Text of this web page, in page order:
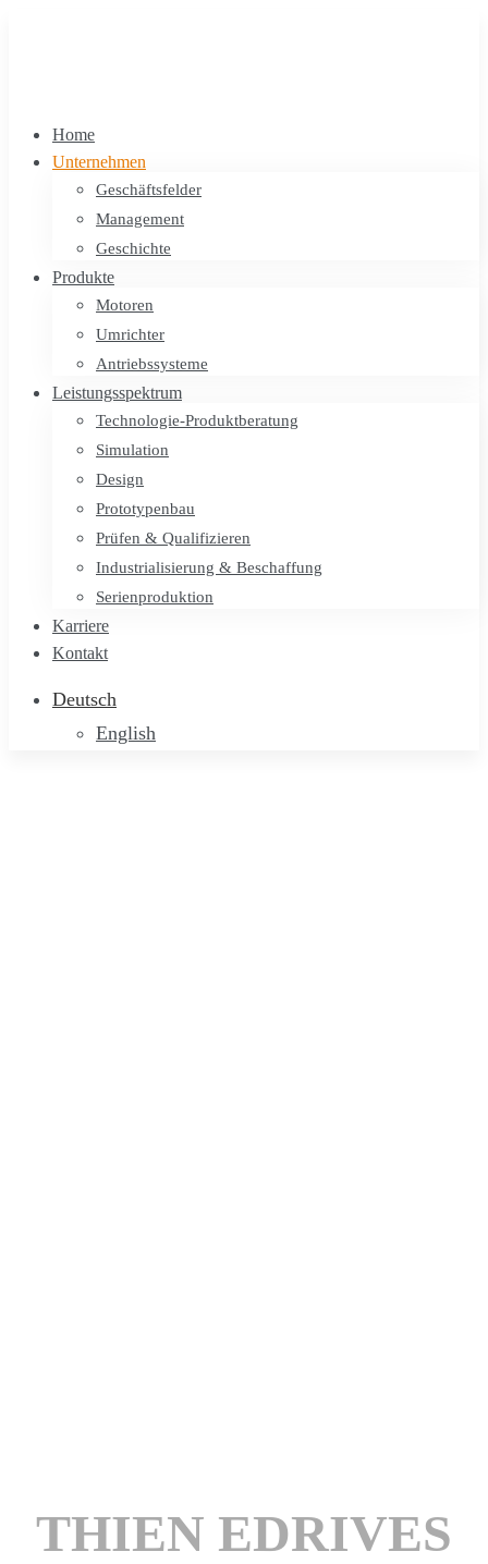
Home
Unternehmen
Geschäftsfelder
Management
Geschichte
Produkte
Motoren
Umrichter
Antriebssysteme
Leistungsspektrum
Technologie-Produktberatung
Simulation
Design
Prototypenbau
Prüfen & Qualifizieren
Industrialisierung & Beschaffung
Serienproduktion
Karriere
Kontakt
Deutsch
English
THIEN EDRIVES